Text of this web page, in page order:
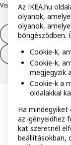
Visszaélés bejelentés
Elállás a
Elállás a
Az IKEA.hu
olyanok,
olyanok,
böngésződben.
Cookie-k,
Cookie-k,
megjegyzik
Cookie-k a
oldalakkal
Ha mindegyiket
az igényeidhez
kat szeretnél
beállításokban,